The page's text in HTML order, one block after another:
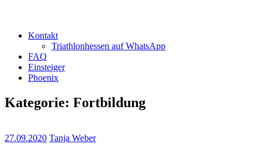
Kontakt
Triathlonhessen auf WhatsApp
FAQ
Einsteiger
Phoenix
Kategorie: Fortbildung
27.09.2020 Tanja Weber